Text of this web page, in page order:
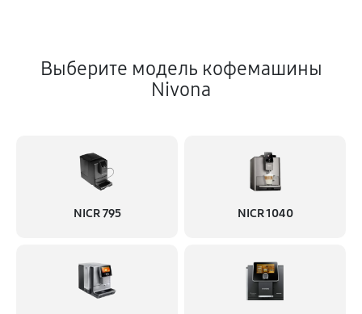
Выберите модель кофемашины
Nivona
NICR 795 NICR 1040